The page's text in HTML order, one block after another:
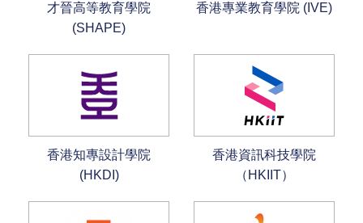
才晉高等教育學院
(SHAPE)
香港專業教育學院 (IVE)
香港知專設計學院
(HKDI)
香港資訊科技學院
（HKIIT）